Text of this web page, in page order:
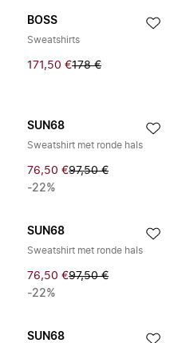
BOSS
Sweatshirts
171,50 €178 €
SUN68
Sweatshirt met ronde hals
76,50 €97,50 €
-22%
SUN68
Sweatshirt met ronde hals
76,50 €97,50 €
-22%
SUN68